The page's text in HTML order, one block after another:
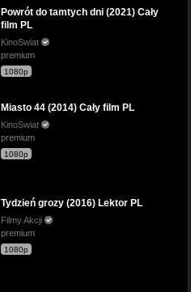
Powrót do tamtych dni (2021) Cały
film PL
KinoSwiat
premium
1080p
Miasto 44 (2014) Cały film PL
KinoSwiat
premium
1080p
Tydzień grozy (2016) Lektor PL
Filmy Akcji
premium
1080p